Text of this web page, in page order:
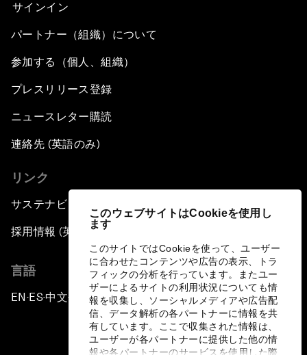
このウェブサイトはCookieを使用し
ます
このサイトではCookieを使って、ユーザー
に合わせたコンテンツや広告の表示、トラ
フィックの分析を行っています。またユー
ザーによるサイトの利用状況についても情
報を収集し、ソーシャルメディアや広告配
信、データ解析の各パートナーに情報を共
有しています。ここで収集された情報は、
ユーザーが各パートナーに提供した他の情
報や各パートナーのサービスを使用した際
サインイン
パートナー（組織）について
参加する（個人、組織）
プレスリリース登録
ニュースレター購読
連絡先 (英語のみ)
リンク
サステナビリティへの取り組み
採用情報 (英語のみ)
言語
EN ▪ES▪中文▪ 日本語